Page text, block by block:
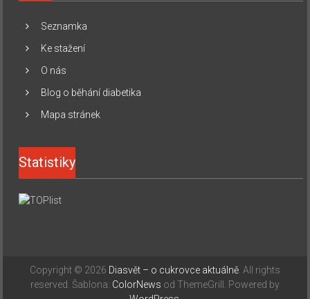
Seznamka
Ke stažení
O nás
Blog o běhání diabetika
Mapa stránek
Statistiky
Copyright © 2026 Diasvět – o cukrovce aktuálně . All rights
reserved. Šablona: ColorNews od ThemeGrill. Powered by